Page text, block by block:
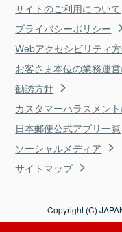
サイトのご利用について
プライバシーポリシー
Webアクセシビリティ
お客さま本位の業務運
勧誘方針
カスタマーハラスメン
日本郵便公式アプリ一覧
ソーシャルメディア
サイトマップ
Copyright (C)